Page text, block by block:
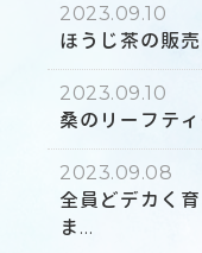
2023.09.10
ほうじ茶の販
2023.09.10
桑のリーフテ
2023.09.08
全員どデカく
ま...